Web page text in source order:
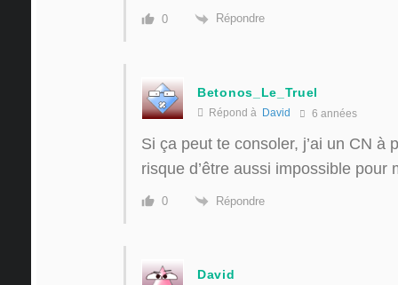
0 Répondre
Betonos_Le_Truel
Répond à David 6 années
Si ça peut te consoler, j’ai un CN à
risque d’être aussi impossible pour
0 Répondre
David